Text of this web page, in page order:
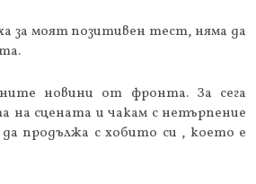
за моят позитивен тест, няма да
новини от фронта. За сега
на сцената и чакам с нетърпение
да продължа с хобито си , което е